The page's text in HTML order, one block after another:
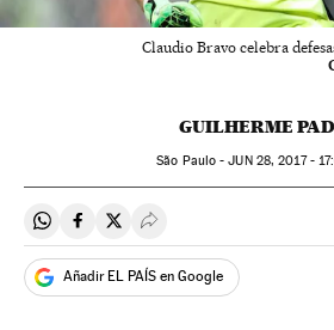
Claudio Bravo celebra
GUILHERME
São Paulo -JUN28, 2017 -
Compartir en Whatsapp
Compartir en Facebook
Compartir en Twitter
Desplegar Redes
Añadir EL PAÍS en Google